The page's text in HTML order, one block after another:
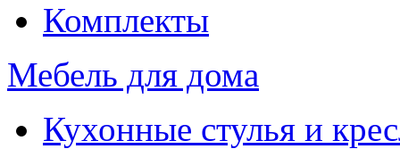
Комплекты
Мебель для дома
Кухонные стулья и